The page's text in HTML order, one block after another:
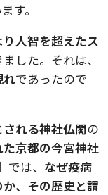
す。
人智を超えたス
ました。それは、
れであったので
れる神社仏閣の
京都の今宮神社
は、 なぜ疫病
、その歴史と謂